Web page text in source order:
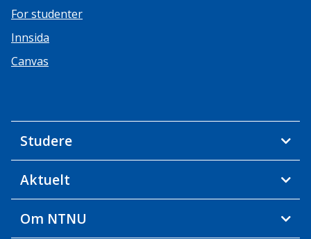
For studenter
Innsida
Canvas
Studere
Aktuelt
Om NTNU